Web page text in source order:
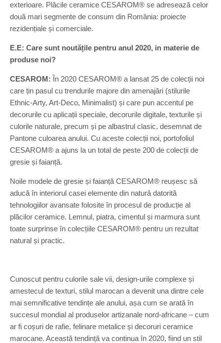
exterioare. Plăcile ceramice CESAROM® se adresează celor
două mari segmente de consum din România: proiecte
rezidențiale și comerciale.
E.E: Care sunt noutățile pentru anul 2020, in materie de
produse noi?
CESAROM: În 2020 CESAROM® a lansat 25 de colecții noi
care țin pasul cu trendurile majore din amenajări (stilurile
Ethnic-Arty, Art-Deco, Minimalist) și care pun accentul pe
decorurile cu aplicații speciale, decorurile digitale, texturile și
culorile naturale, precum și pe albastrul clasic, desemnat de
Pantone culoarea anului. Cu aceste colecții noi, portofoliul
CESAROM® a ajuns la un total de peste 200 de colecții de
gresie și faianță.
Noile modele de gresie și faianță CESAROM® reușesc să
aducă în interiorul casei elemente din natură datorită
tehnologiilor avansate folosite în procesul de producție al
plăcilor ceramice. Lemnul, piatra, cimentul și marmura sunt
toate surprinse în colecțiile CESAROM® pentru un rezultat
natural și practic.
Cunoscut pentru culorile sale vii, design-urile complexe și
amestecul de texturi, stilul marocan a devenit una dintre cele
mai semnificative tendințe ale anului, așa cum se arată în
succesul mondial al produselor artizanale nord-africane – cum
ar fi coșuri de rafie, felinare metalice și decoruri ceramice
marocane. Această tendință va continua în 2020, fiind un stil